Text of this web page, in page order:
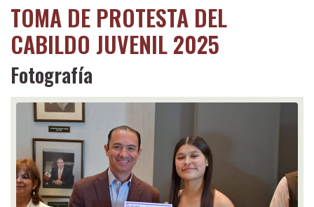
TOMA DE PROTESTA DEL
CABILDO JUVENIL 2025
Fotografía